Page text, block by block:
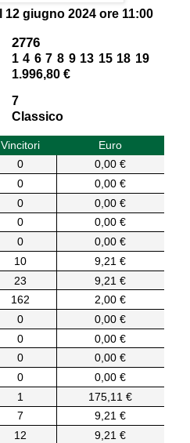
12 giugno 2024 ore 11:00
2776
1 4 6 7 8 9 13 15 18 19
1.996,80 €
7
Classico
Vincitori
Euro
0
0,00 €
0
0,00 €
0
0,00 €
0
0,00 €
0
0,00 €
10
9,21 €
23
9,21 €
162
2,00 €
0
0,00 €
0
0,00 €
0
0,00 €
0
0,00 €
1
175,11 €
7
9,21 €
12
9,21 €